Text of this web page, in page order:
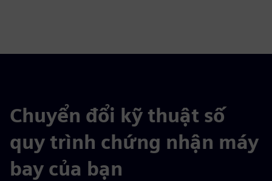
Chuyển đổi kỹ thuật số
quy trình chứng nhận máy
bay của bạn